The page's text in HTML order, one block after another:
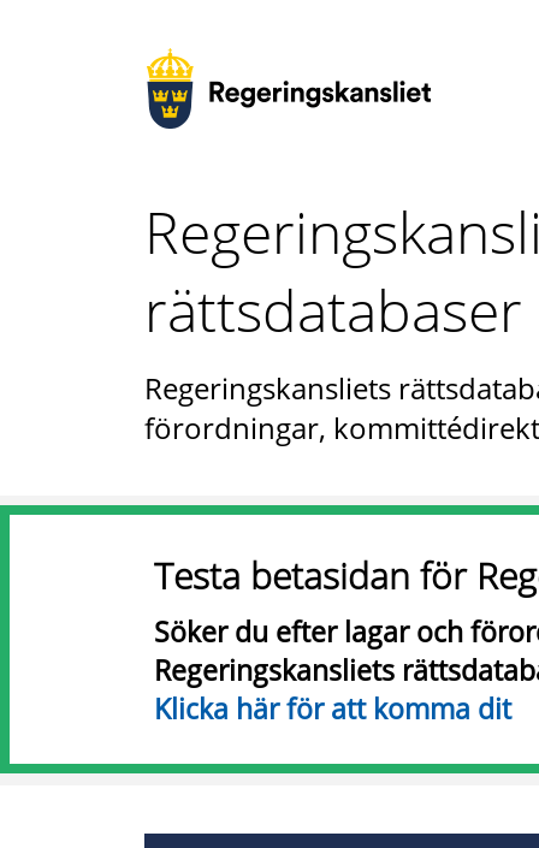
rättsdatabaser
Regeringskansliets
förordningar,
Testa betasidan för
Söker du efter lagar och
Regeringskansliets
Klicka här för att komma dit